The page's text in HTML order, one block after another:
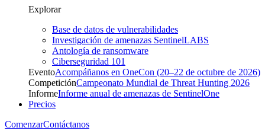
Explorar
Base de datos de vulnerabilidades
Investigación de amenazas SentinelLABS
Antología de ransomware
Ciberseguridad 101
EventoAcompáñanos en OneCon (20–22 de octubre de 2026)
CompeticiónCampeonato Mundial de Threat Hunting 2026
InformeInforme anual de amenazas de SentinelOne
Precios
ComenzarContáctanos